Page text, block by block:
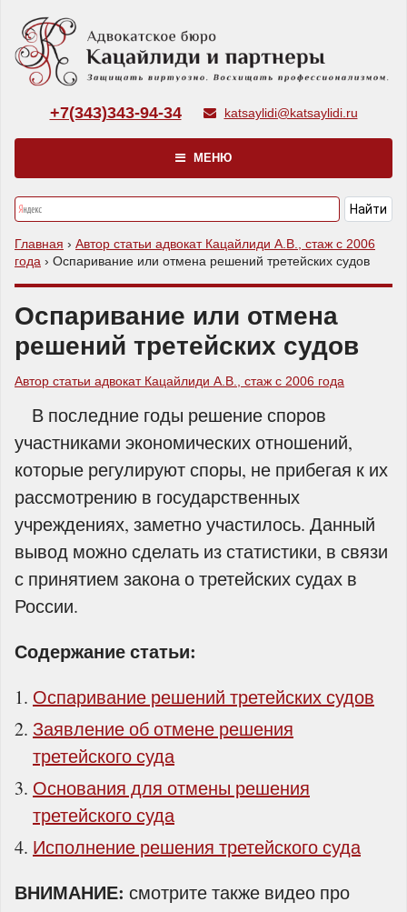
+7(343)343-94-34 katsaylidi@katsaylidi.ru
МЕНЮ
Главная › Автор статьи адвокат Кацайлиди А.В., стаж с 2006
года › Оспаривание или отмена решений третейских судов
Оспаривание или отмена
решений третейских судов
Автор статьи адвокат Кацайлиди А.В., стаж с 2006 года
В последние годы решение споров
участниками экономических отношений,
которые регулируют споры, не прибегая к их
рассмотрению в государственных
учреждениях, заметно участилось. Данный
вывод можно сделать из статистики, в связи
с принятием закона о третейских судах в
России.
Содержание статьи:
Оспаривание решений третейских судов
Заявление об отмене решения
третейского суда
Основания для отмены решения
третейского суда
Исполнение решения третейского суда
ВНИМАНИЕ: смотрите также видео про